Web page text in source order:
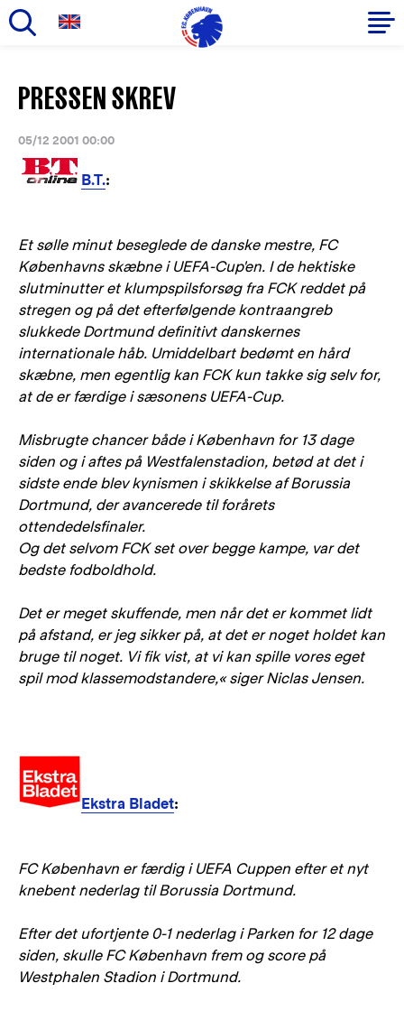
hovedindhold
Primær
navigation
PRESSEN SKREV
05/12 2001 00:00
B.T.:
Et sølle minut beseglede de danske mestre, FC
Københavns skæbne i UEFA-Cup'en. I de hektiske
slutminutter et klumpspilsforsøg fra FCK reddet på
stregen og på det efterfølgende kontraangreb
slukkede Dortmund definitivt danskernes
internationale håb. Umiddelbart bedømt en hård
skæbne, men egentlig kan FCK kun takke sig selv for,
at de er færdige i sæsonens UEFA-Cup.
Misbrugte chancer både i København for 13 dage
siden og i aftes på Westfalenstadion, betød at det i
sidste ende blev kynismen i skikkelse af Borussia
Dortmund, der avancerede til forårets
ottendedelsfinaler.
Og det selvom FCK set over begge kampe, var det
bedste fodboldhold.
Det er meget skuffende, men når det er kommet lidt
på afstand, er jeg sikker på, at det er noget holdet kan
bruge til noget. Vi fik vist, at vi kan spille vores eget
spil mod klassemodstandere,« siger Niclas Jensen.
Ekstra Bladet:
FC København er færdig i UEFA Cuppen efter et nyt
knebent nederlag til Borussia Dortmund.
Efter det ufortjente 0-1 nederlag i Parken for 12 dage
siden, skulle FC København frem og score på
Westphalen Stadion i Dortmund.